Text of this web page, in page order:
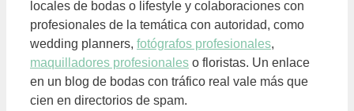
locales de bodas o lifestyle y colaboraciones con
profesionales de la temática con autoridad, como
wedding planners, fotógrafos profesionales,
maquilladores profesionales o floristas. Un enlace
en un blog de bodas con tráfico real vale más que
cien en directorios de spam.